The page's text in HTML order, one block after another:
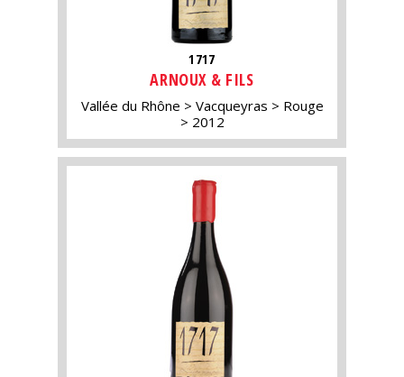
1717
ARNOUX & FILS
Vallée du Rhône Vacqueyras
Rouge
2012